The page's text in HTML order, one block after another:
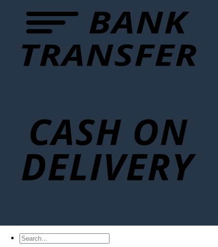
Search